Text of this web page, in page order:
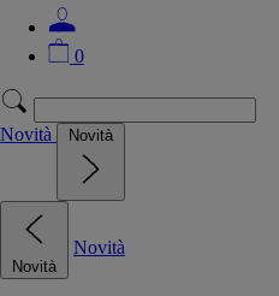
0
Novità Novità
Novità
Novità